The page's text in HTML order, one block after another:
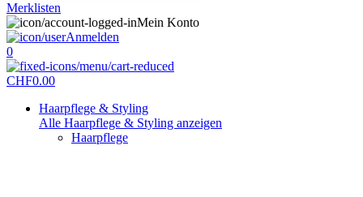
Merklisten
Mein Konto
Anmelden
0
CHF0.00
Haarpflege & Styling
Alle Haarpflege & Styling anzeigen
Haarpflege